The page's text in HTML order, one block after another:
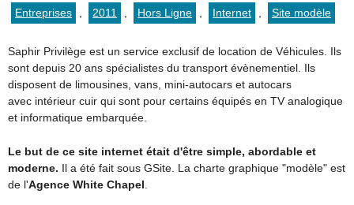
Entreprises 2011 Hors Ligne Internet Site modèle
Saphir Privilège est un service exclusif de location de Véhicules. Ils
sont depuis 20 ans spécialistes du transport évènementiel. Ils
disposent de limousines, vans, mini-autocars et autocars
avec intérieur cuir qui sont pour certains équipés en TV analogique
et informatique embarquée.
Le but de ce site internet était d'être simple, abordable et
moderne. Il a été fait sous GSite. La charte graphique "modèle" est
de l'Agence White Chapel